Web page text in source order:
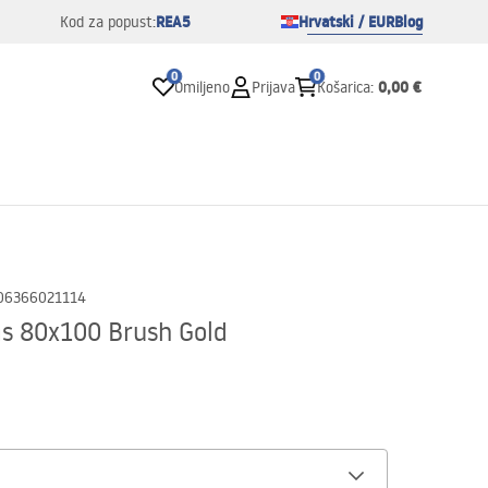
Kod za popust:REA5 Hrvatski / EURBlog
0
Omiljeno Prijava
0
Košarica: 0,00 €
80x100 Brush Gold